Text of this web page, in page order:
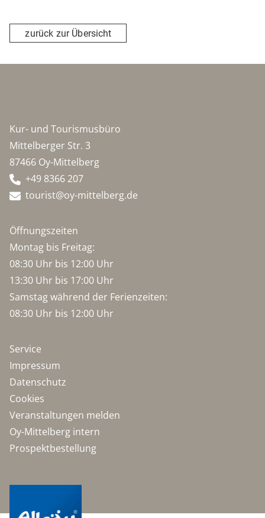
zurück zur Übersicht
Kur- und Tourismusbüro
Mittelberger Str. 3
87466 Oy-Mittelberg
+49 8366 207
tourist@oy-mittelberg.de
Öffnungszeiten
Montag bis Freitag:
08:30 Uhr bis 12:00 Uhr
13:30 Uhr bis 17:00 Uhr
Samstag während der Ferienzeiten:
08:30 Uhr bis 12:00 Uhr
Service
Impressum
Datenschutz
Cookies
Veranstaltungen melden
Oy-Mittelberg intern
Prospektbestellung